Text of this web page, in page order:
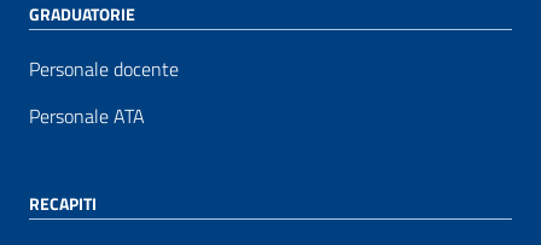
GRADUATORIE
Personale docente
Personale ATA
RECAPITI